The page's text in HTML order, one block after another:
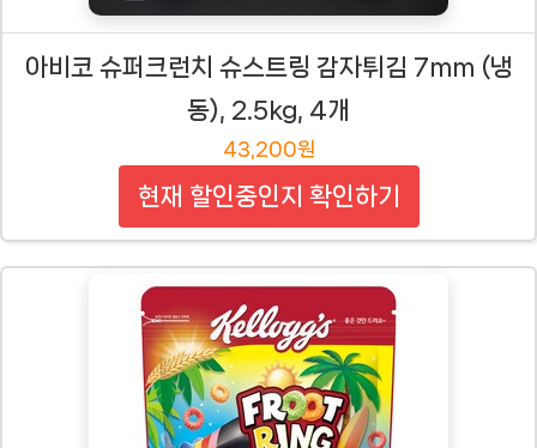
아비코 슈퍼크런치 슈스트링 감자튀김 7mm (냉
동), 2.5kg, 4개
43,200원
현재 할인중인지 확인하기